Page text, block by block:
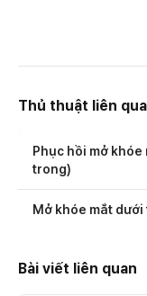
Thủ thuật liên
Phục hồi mở
trong)
Mở khóe mắt
Bài viết liên quan